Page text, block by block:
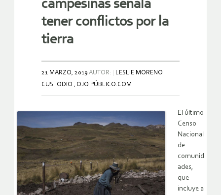
campesinas señala
tener conflictos por la
tierra
21 MARZO, 2019 AUTOR:
LESLIE MORENO
CUSTODIO , OJO PÚBLICO.COM
El último
Censo
Nacional
de
comunid
ades,
que
incluye a